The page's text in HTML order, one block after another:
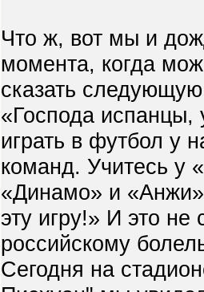
Что ж, вот мы и
момента, когда
сказать
«Господа испанцы,
играть в футбол у
команд. Учитесь у
«Динамо» и
эту игру!» И это не
российскому
Сегодня на